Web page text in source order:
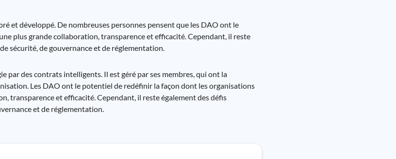
et développé. De nombreuses personnes pensent que les DAO ont le
plus grande collaboration, transparence et efficacité. Cependant, il reste
sécurité, de gouvernance et de réglementation.
par des contrats intelligents. Il est géré par ses membres, qui ont la
Les DAO ont le potentiel de redéfinir la façon dont les organisations
transparence et efficacité. Cependant, il reste également des défis
et de réglementation.